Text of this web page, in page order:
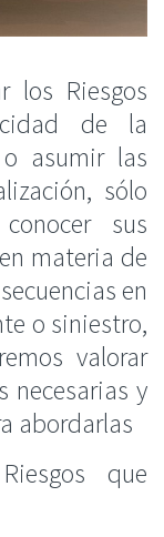
los Riesgos
de la
asumir las
, sólo
conocer sus
materia de
en
o siniestro,
valorar
necesarias y
abordarlas
que